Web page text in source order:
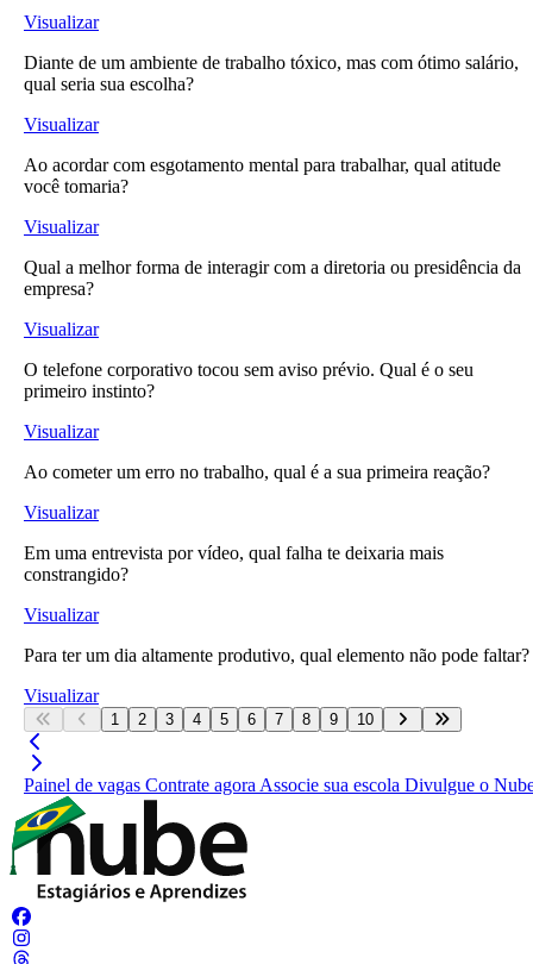
Visualizar
Diante de um ambiente de trabalho tóxico, mas com ótimo salário,
qual seria sua escolha?
Visualizar
Ao acordar com esgotamento mental para trabalhar, qual atitude
você tomaria?
Visualizar
Qual a melhor forma de interagir com a diretoria ou presidência da
empresa?
Visualizar
O telefone corporativo tocou sem aviso prévio. Qual é o seu
primeiro instinto?
Visualizar
Ao cometer um erro no trabalho, qual é a sua primeira reação?
Visualizar
Em uma entrevista por vídeo, qual falha te deixaria mais
constrangido?
Visualizar
Para ter um dia altamente produtivo, qual elemento não pode faltar?
Visualizar
1 2 3 4 5 6 7 8 9 10
Painel de vagas Contrate agora Associe sua escola Divulgue o